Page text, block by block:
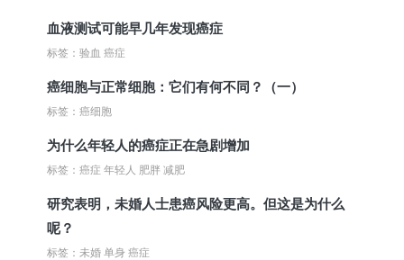
血液测试可能早几年发现癌症
标签：验血 癌症
癌细胞与正常细胞：它们有何不同？（一）
标签：癌细胞
为什么年轻人的癌症正在急剧增加
标签：癌症 年轻人 肥胖 减肥
研究表明，未婚人士患癌风险更高。但这是为什么
呢？
标签：未婚 单身 癌症